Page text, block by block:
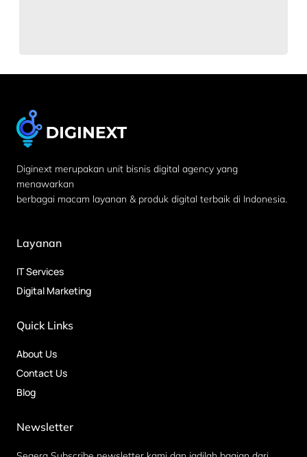
Diginext merupakan unit bisnis digital agency yang
menawarkan
berbagai macam layanan & produk digital terbaik di Indonesia.
Layanan
IT Services
Digital Marketing
Quick Links
About Us
Contact Us
Blog
Newsletter